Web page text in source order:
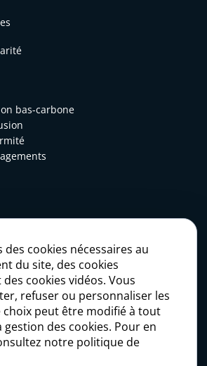
bas-carbone
cookies nécessaires au
du site, des cookies
cookies vidéos. Vous
refuser ou personnaliser les
choix peut être modifié à tout
gestion des cookies. Pour en
notre politique de